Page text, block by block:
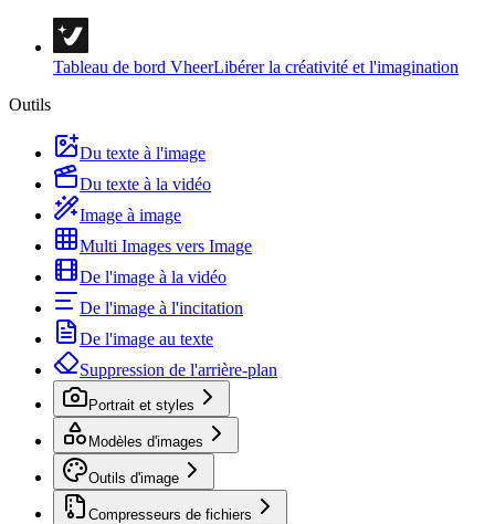
Tableau de bord VheerLibérer la créativité et l'imagination
Outils
Du texte à l'image
Du texte à la vidéo
Image à image
Multi Images vers Image
De l'image à la vidéo
De l'image à l'incitation
De l'image au texte
Suppression de l'arrière-plan
Portrait et styles
Modèles d'images
Outils d'image
Compresseurs de fichiers